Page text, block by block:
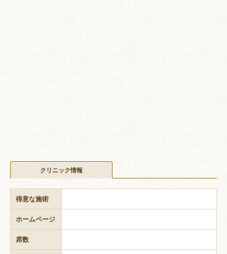
クリニック情報
得意な施術
ホームページ
席数